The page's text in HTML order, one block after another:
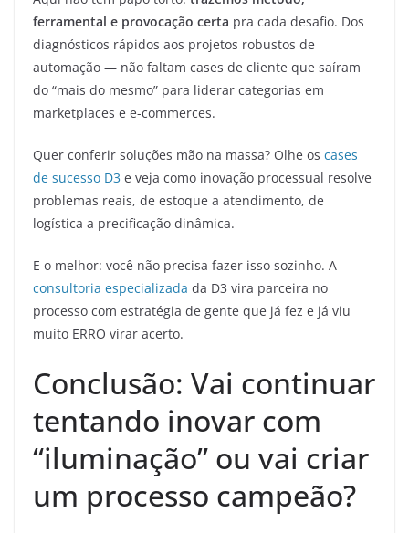
ferramental e provocação certa pra cada desafio. Dos
diagnósticos rápidos aos projetos robustos de
automação — não faltam cases de cliente que saíram
do “mais do mesmo” para liderar categorias em
marketplaces e e-commerces.
Quer conferir soluções mão na massa? Olhe os cases
de sucesso D3 e veja como inovação processual resolve
problemas reais, de estoque a atendimento, de
logística a precificação dinâmica.
E o melhor: você não precisa fazer isso sozinho. A
consultoria especializada da D3 vira parceira no
processo com estratégia de gente que já fez e já viu
muito ERRO virar acerto.
Conclusão: Vai continuar
tentando inovar com
“iluminação” ou vai criar
um processo campeão?